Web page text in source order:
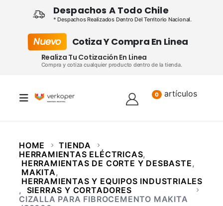
Despachos A Todo Chile
* Despachos Realizados Dentro Del Territorio Nacional.
Nuevo Cotiza Y Compra En Linea
Realiza Tu Cotización En Linea
Compra y cotiza cualquier producto dentro de la tienda.
0 artículos
HOME
TIENDA
HERRAMIENTAS ELÉCTRICAS,
HERRAMIENTAS DE CORTE Y DESBASTE,
MAKITA,
HERRAMIENTAS Y EQUIPOS INDUSTRIALES
, SIERRAS Y CORTADORES
CIZALLA PARA FIBROCEMENTO MAKITA